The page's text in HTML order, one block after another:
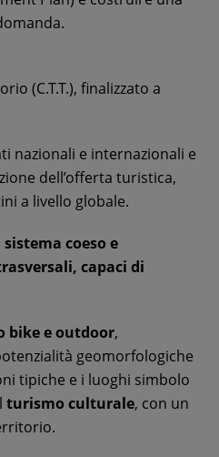
(C.T.T.), finalizzato a
nazionali e internazionali e
dell’offerta turistica,
a livello globale.
coeso e
capaci di
bike e outdoor,
geomorfologiche
tipiche e i luoghi simbolo
turismo culturale, con un